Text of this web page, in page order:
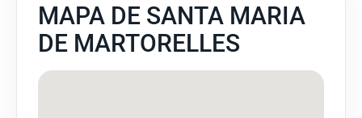
MAPA DE SANTA MARIA
DE MARTORELLES